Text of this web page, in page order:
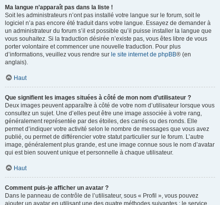
Ma langue n’apparaît pas dans la liste !
Soit les administrateurs n’ont pas installé votre langue sur le forum, soit le
logiciel n’a pas encore été traduit dans votre langue. Essayez de demander à
un administrateur du forum s’il est possible qu’il puisse installer la langue que
vous souhaitez. Si la traduction désirée n’existe pas, vous êtes libre de vous
porter volontaire et commencer une nouvelle traduction. Pour plus
d’informations, veuillez vous rendre sur le site internet de phpBB® (en
anglais).
Haut
Que signifient les images situées à côté de mon nom d’utilisateur ?
Deux images peuvent apparaître à côté de votre nom d’utilisateur lorsque vous
consultez un sujet. Une d’elles peut être une image associée à votre rang,
généralement représentée par des étoiles, des carrés ou des ronds. Elle
permet d’indiquer votre activité selon le nombre de messages que vous avez
publié, ou permet de différencier votre statut particulier sur le forum. L’autre
image, généralement plus grande, est une image connue sous le nom d’avatar
qui est bien souvent unique et personnelle à chaque utilisateur.
Haut
Comment puis-je afficher un avatar ?
Dans le panneau de contrôle de l’utilisateur, sous « Profil », vous pouvez
ajouter un avatar en utilisant une des quatre méthodes suivantes : le service